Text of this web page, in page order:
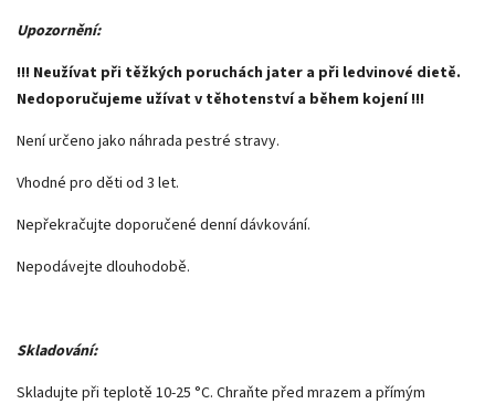
Upozornění:
!!! Neužívat při těžkých poruchách jater a při ledvinové dietě.
Nedoporučujeme užívat v těhotenství a během kojení !!!
Není určeno jako náhrada pestré stravy.
Vhodné pro děti od 3 let.
Nepřekračujte doporučené denní dávkování.
Nepodávejte dlouhodobě.
Skladování:
Skladujte při teplotě 10-25 °C. Chraňte před mrazem a přímým